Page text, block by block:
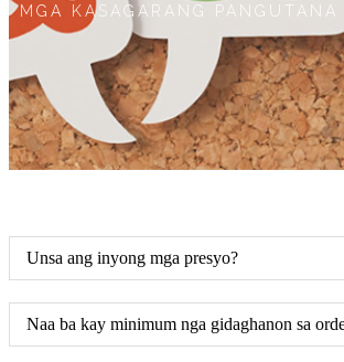
MGA KASAGARANG PANGUTANA
Unsa ang inyong mga presyo?
Naa ba kay minimum nga gidaghanon sa